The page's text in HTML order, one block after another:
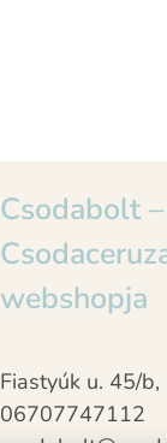
Csodabolt
webshopja
Fiastyúk u. 45/
06707747112